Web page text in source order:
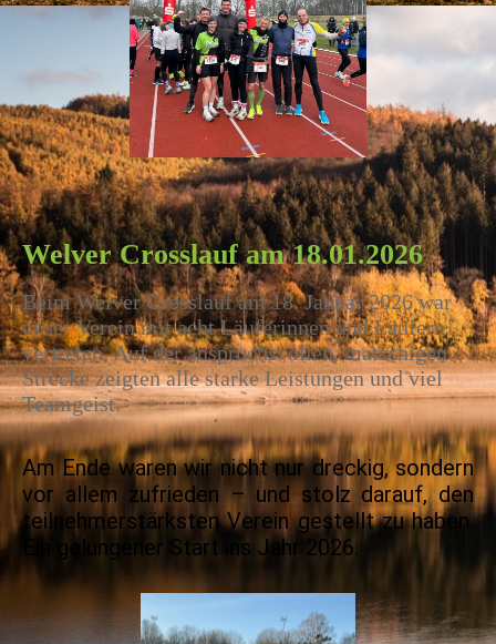
Welver Crosslauf am 18.01.2026
Beim Welver Crosslauf am 18. Januar 2026 war
unser Verein mit acht Läuferinnen und Läufern
vertreten. Auf der anspruchsvollen, matschigen
Strecke zeigten alle starke Leistungen und viel
Teamgeist.
Am Ende waren wir nicht nur dreckig, sondern
vor allem zufrieden – und stolz darauf, den
teilnehmerstärksten Verein gestellt zu haben.
Ein gelungener Start ins Jahr 2026.